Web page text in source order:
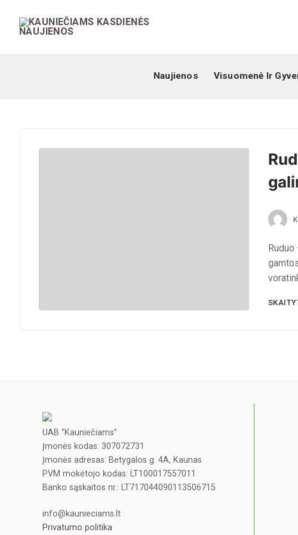
Naujienos Visuomenė Ir
UAB “Kauniečiams”
Įmonės kodas: 307072731
Įmonės adresas: Betygalos g. 4A, Kaunas
PVM mokėtojo kodas: LT100017557011
Banko sąskaitos nr.: LT717044090113506715
info@kaunieciams.lt
Privatumo politika